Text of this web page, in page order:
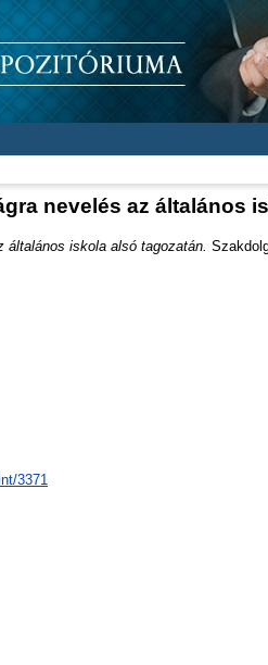
nevelés az általános
iskola alsó tagozatán.
3371